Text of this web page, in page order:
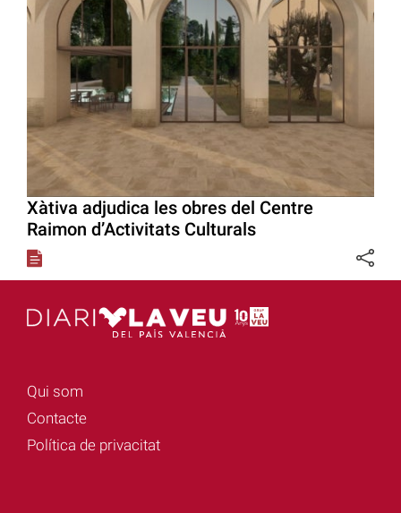
Xàtiva adjudica les obres del Centre
Raimon d’Activitats Culturals
Qui som
Contacte
Política de privacitat